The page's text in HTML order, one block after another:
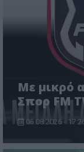
Με μικρό
Σπορ FM
06.08.2026 -